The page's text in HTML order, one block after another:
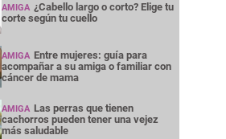
AMIGA ¿Cabello largo o corto? Elige tu
corte según tu cuello
AMIGA Entre mujeres: guía para
acompañar a su amiga o familiar con
cáncer de mama
AMIGA Las perras que tienen
cachorros pueden tener una vejez
más saludable